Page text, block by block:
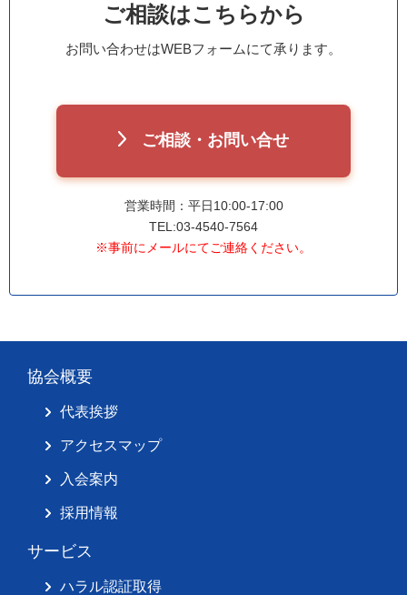
ご相談はこちらから
お問い合わせはWEBフォームにて承ります。
ご相談・お問い合せ
営業時間：平日10:00-17:00
TEL:03-4540-7564
※事前にメールにてご連絡ください。
協会概要
代表挨拶
アクセスマップ
入会案内
採用情報
サービス
ハラル認証取得